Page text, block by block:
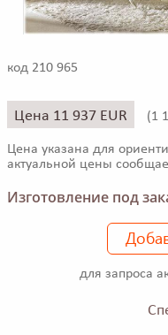
код 210 965
Цена 11 937 EUR (1
Цена указана для
актуальной цены
Изготовление под
для запроса